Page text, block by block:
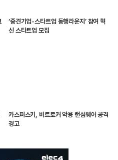
‘중견기업-스타트업 동행라운지’ 참여 혁
신 스타트업 모집
카스퍼스키, 비트로커 악용 랜섬웨어 공격
경고